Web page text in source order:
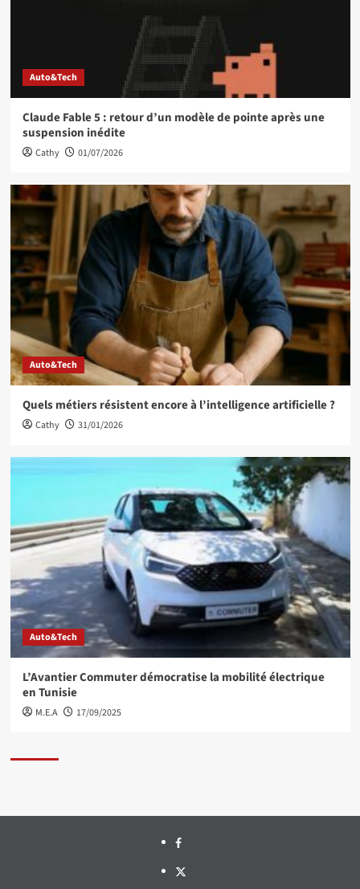
Auto&Tech
Claude Fable 5 : retour d’un modèle de pointe après une
suspension inédite
Cathy 01/07/2026
Auto&Tech
Quels métiers résistent encore à l’intelligence artificielle ?
Cathy 31/01/2026
Auto&Tech
L’Avantier Commuter démocratise la mobilité électrique
en Tunisie
M.E.A 17/09/2025
Facebook
Twitter